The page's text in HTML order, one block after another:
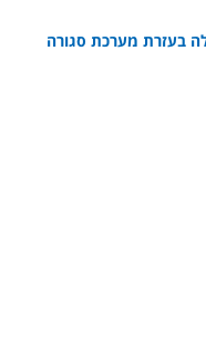
בעזרת מערכת סגורה